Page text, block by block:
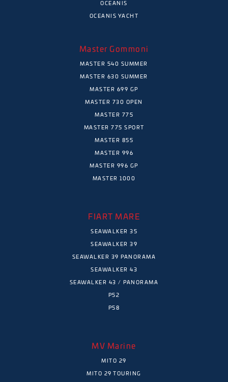
OCEANIS
OCEANIS YACHT
Master Gommoni
MASTER 540 SUMMER
MASTER 630 SUMMER
MASTER 699 GP
MASTER 730 OPEN
MASTER 775
MASTER 775 SPORT
MASTER 855
MASTER 996
MASTER 996 GP
MASTER 1000
FIART MARE
SEAWALKER 35
SEAWALKER 39
SEAWALKER 39 PANORAMA
SEAWALKER 43
SEAWALKER 43 / PANORAMA
P52
P58
MV Marine
MITO 29
MITO 29 TOURING